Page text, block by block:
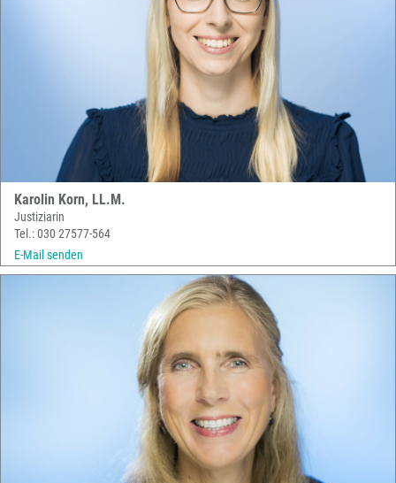
Karolin Korn, LL.M.
Justiziarin
Tel.: 030 27577-564
E-Mail senden